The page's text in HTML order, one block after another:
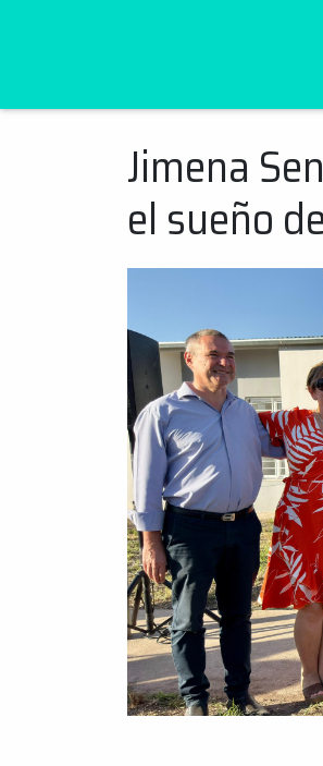
Ir
al
contenido
Jimena
el sueño